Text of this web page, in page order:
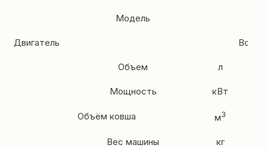
Двигатель
Модель
Объем л
Мощность кВт
Объём ковша м3
Вес машины кг